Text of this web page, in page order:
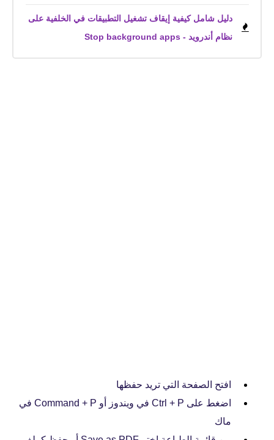
دليل شامل كيفية إيقاف تشغيل التطبيقات في الخلفية على
نظام أندرويد - Stop background apps
افتح الصفحة التي تريد حفظها
اضغط على Ctrl + P في ويندوز أو Command + P في
ماك